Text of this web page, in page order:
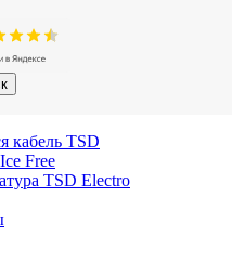
кабель TSD
Free
TSD Electro